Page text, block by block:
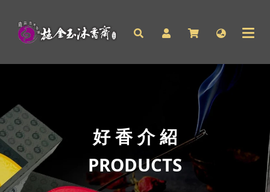
好 香 介 紹
PRODUCTS